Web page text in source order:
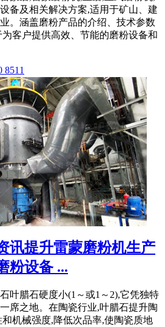
备及相关解决方案,适用于矿山、建
。涵盖磨粉产品的介绍、技术参数
客户提供高效、节能的磨粉设备和
8511
讯提升雷蒙磨粉机生产
粉设备 ...
叶腊石硬度小(1～或1～2),它凭独特
席之地。在陶瓷行业,叶腊石提升陶
机械强度,降低次品率,使陶瓷质地